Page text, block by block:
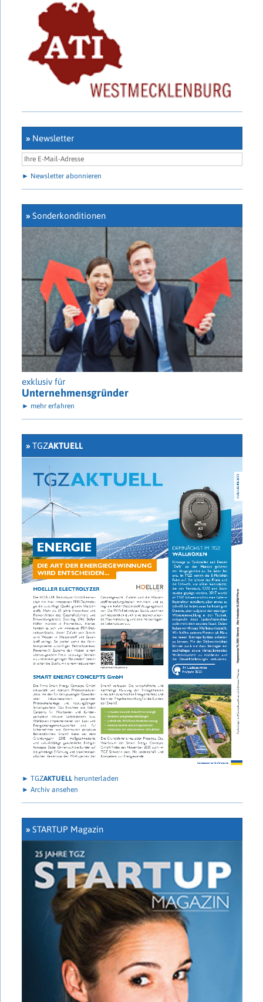
»Newsletter
► Newsletter abonnieren
»Sonderkonditionen
exklusiv für
Unternehmensgründer
► mehr erfahren
»TGZAKTUELL
► TGZAKTUELLherunterladen
► Archiv ansehen
»STARTUP Magazin